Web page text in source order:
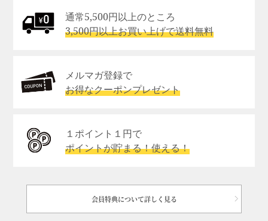
通常5,500円以上のところ
3,500円以上お買い上げで送料無料
メルマガ登録で
お得なクーポンプレゼント
１ポイント１円で
ポイントが貯まる！使える！
会員特典について詳しく見る